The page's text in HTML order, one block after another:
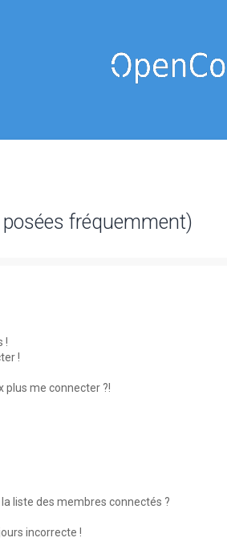
fréquemment)
!
!
plus me connecter ?!
liste des membres connectés ?
incorrecte !